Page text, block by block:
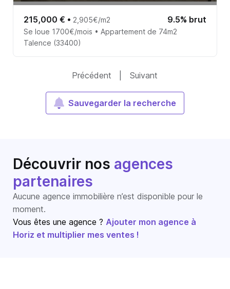
215,000 € • 2,905€/m2 9.5% brut
Se loue 1700€/mois • Appartement de 74m2
Talence (33400)
Précédent Suivant
Sauvegarder la recherche
Découvrir nos agences
partenaires
Aucune agence immobilière n’est disponible pour le
moment.
Vous êtes une agence ? Ajouter mon agence à
Horiz et multiplier mes ventes !